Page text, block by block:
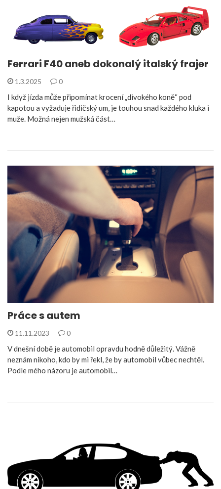
Ferrari F40 aneb dokonalý italský frajer
1.3.2025 0
I když jízda může připomínat krocení „divokého koně“ pod
kapotou a vyžaduje řidičský um, je touhou snad každého kluka i
muže. Možná nejen mužská část…
Práce s autem
11.11.2023 0
V dnešní době je automobil opravdu hodně důležitý. Vážně
neznám nikoho, kdo by mi řekl, že by automobil vůbec nechtěl.
Podle mého názoru je automobil…